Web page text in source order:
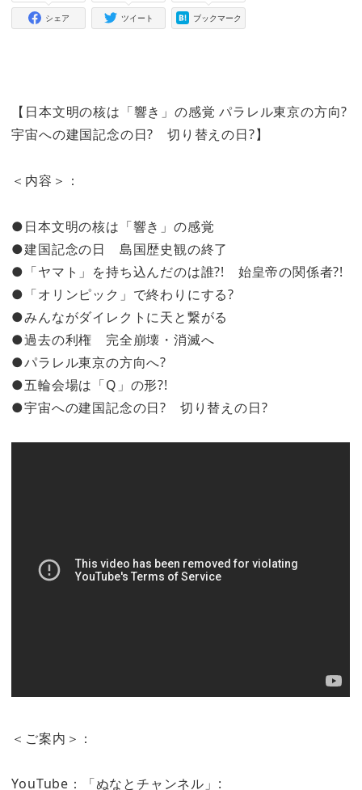
シェア ツイート ブックマーク
【日本文明の核は「響き」の感覚 パラレル東京の方向?
宇宙への建国記念の日? 切り替えの日?】
＜内容＞：
●日本文明の核は「響き」の感覚
●建国記念の日 島国歴史観の終了
●「ヤマト」を持ち込んだのは誰?! 始皇帝の関係者?!
●「オリンピック」で終わりにする?
●みんながダイレクトに天と繋がる
●過去の利権 完全崩壊・消滅へ
●パラレル東京の方向へ?
●五輪会場は「Q」の形?!
●宇宙への建国記念の日? 切り替えの日?
＜ご案内＞：
YouTube：「ぬなとチャンネル」: